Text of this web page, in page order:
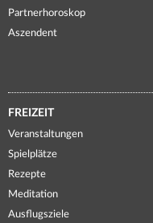
Partnerhoroskop
Aszendent
FREIZEIT
Veranstaltungen
Spielplätze
Rezepte
Meditation
Ausflugsziele